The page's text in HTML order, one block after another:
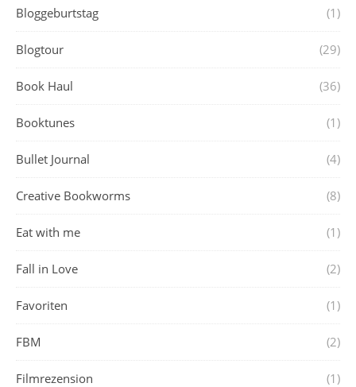
Bloggeburtstag (1)
Blogtour (29)
Book Haul (36)
Booktunes (1)
Bullet Journal (4)
Creative Bookworms (8)
Eat with me (1)
Fall in Love (2)
Favoriten (1)
FBM (2)
Filmrezension (1)